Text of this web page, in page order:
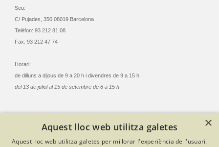
Seu:
C/ Pujades, 350 08019 Barcelona
Telèfon: 93 212 81 08
Fax: 93 212 47 74
Horari:
de dilluns a dijous de 9 a 20 h i divendres de 9 a 15 h
del 13 de juliol al 15 de setembre de 8 a 15 h
© Col·legi Oficial Infermeres i Infermers de Barcelona
×
Aquest lloc web utilitza galetes
Aquest lloc web utilitza galetes per millorar l'experiència de l'usuari.